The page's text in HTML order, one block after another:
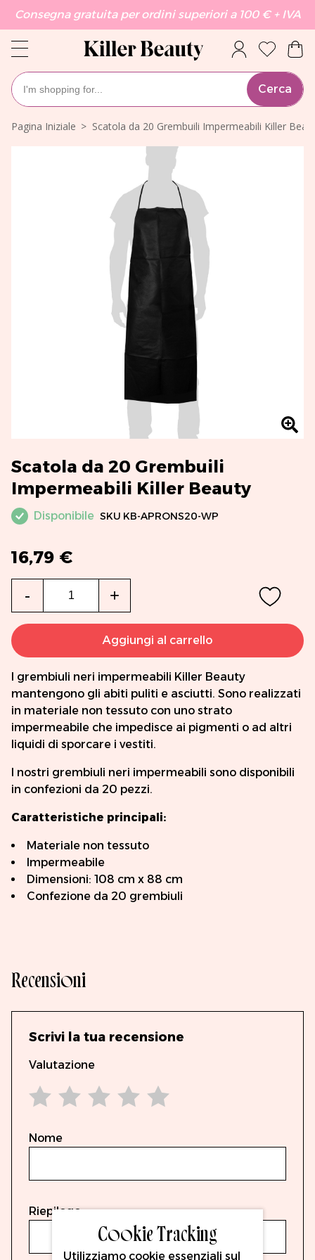
Consegna gratuita per ordini superiori a 100 € + IVA
Cerca
Pagina Iniziale Scatola da 20 Grembuili Impermeabili Killer
Scatola da 20 Grembuili
Impermeabili Killer Beauty
Disponibile SKU KB-APRONS20-WP
16,79 €
- +
Aggiungi al carrello
I grembiuli neri impermeabili Killer Beauty
mantengono gli abiti puliti e asciutti. Sono realizzati
in materiale non tessuto con uno strato
impermeabile che impedisce ai pigmenti o ad altri
liquidi di sporcare i vestiti.
I nostri grembiuli neri impermeabili sono disponibili
in confezioni da 20 pezzi.
Caratteristiche principali:
Materiale non tessuto
Impermeabile
Dimensioni: 108 cm x 88 cm
Confezione da 20 grembiuli
Recensioni
Scrivi la tua recensione
Valutazione
Nome
Riepilogo
Cookie Tracking
Utilizziamo cookie essenziali sul